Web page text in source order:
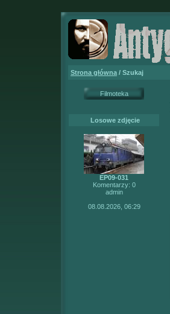
Strona główna / Szukaj
Filmoteka
Losowe zdjęcie
EP09-031
Komentarzy: 0
admin
08.08.2026, 06:29